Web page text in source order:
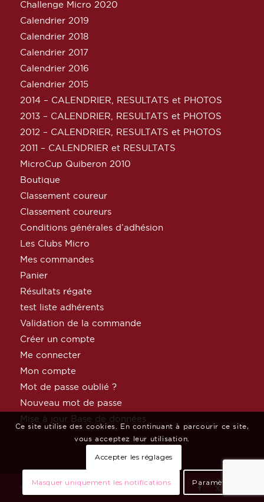
Challenge Micro 2020
Calendrier 2019
Calendrier 2018
Calendrier 2017
Calendrier 2016
Calendrier 2015
2014 – CALENDRIER, RESULTATS et PHOTOS
2013 – CALENDRIER, RESULTATS et PHOTOS
2012 – CALENDRIER, RESULTATS et PHOTOS
2011 – CALENDRIER et RESULTATS
MicroCup Quiberon 2010
Boutique
Classement coureur
Classement coureurs
Conditions générales d’adhésion
Les Clubs Micro
Mes commandes
Panier
Résultats régate
test liste adhérents
Validation de la commande
Créer un compte
Me connecter
Mon compte
Mot de passe oublié ?
Nouveau mot de passe
Mise à jour Base de données
© Copyright MicroClass France parCéphée Net
Ce site utilise des cookies. En continuant à parcourir ce site,
vous acceptez leur utilisation.
Accepter les réglages
Masquer uniquement les notifications Paramètres